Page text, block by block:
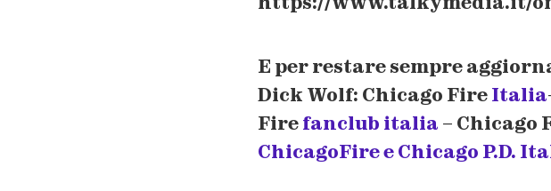
E per restare sempre
Dick Wolf: Chicago FireItalia
Firefanclub italia – Chicago
ChicagoFire e Chicago P.D.